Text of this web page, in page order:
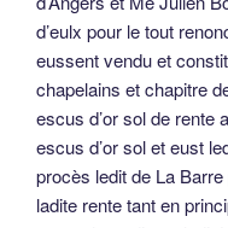
d’eulx pour le tout
eussent vendu et
chapelains et chapitre
escus d’or sol de rente
escus d’or sol et eust
procès ledit de La
ladite rente tant en